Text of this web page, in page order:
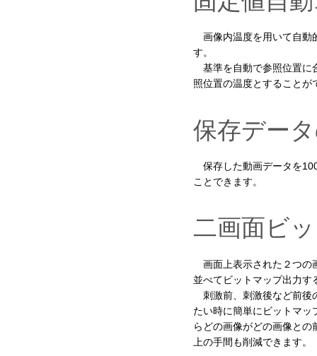
画像内温度を用いて自動
す。
基準を自動で参照位置に
照位置の温度とすることが
保存デー
保存した動画データを
ことできます。
二画面ビ
画面上表示された２つの
並べてビットマップ出力す
刺激前、刺激後など前後
たい時に簡単にビットマッ
らどの画像がどの画像と
上の手間も削減できます。